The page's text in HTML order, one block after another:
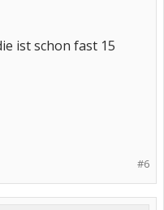
ist schon fast 15
#6